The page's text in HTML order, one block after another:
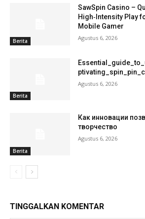
Berita
SawSpin Casino –
High‑Intensity Play
Mobile Gamer
Agustus 6, 2026
Berita
Agustus 6, 2026
Berita
Как инновации
творчество
Agustus 6, 2026
TINGGALKAN KOMENTAR